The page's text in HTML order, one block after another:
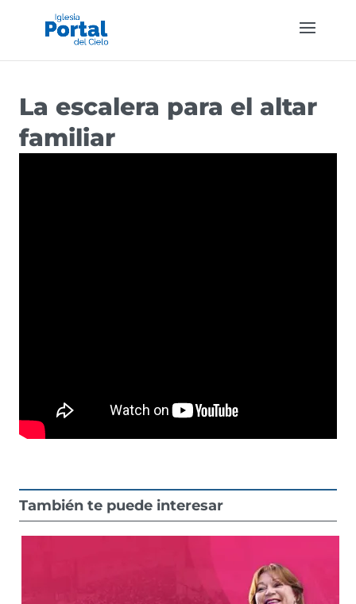
La escalera para el altar
familiar
También te puede interesar